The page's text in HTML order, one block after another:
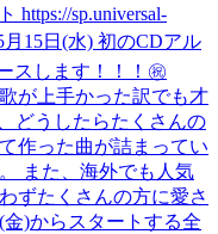
https://sp.universal-
月15日(水) 初のCDアル
スします！！！㊗
が上手かった訳でも才
どうしたらたくさんの
作った曲が詰まってい
また、海外でも人気
ずたくさんの方に愛さ
金)からスタートする全